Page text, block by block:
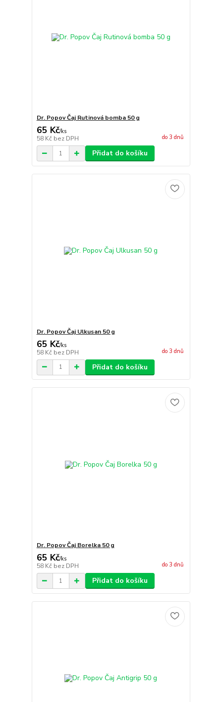
Dr. Popov Čaj Rutinová bomba 50 g
65 Kč/ks
58 Kč bez DPH do 3 dnů
Přidat do košíku
Dr. Popov Čaj Ulkusan 50 g
65 Kč/ks
58 Kč bez DPH do 3 dnů
Přidat do košíku
Dr. Popov Čaj Borelka 50 g
65 Kč/ks
58 Kč bez DPH do 3 dnů
Přidat do košíku